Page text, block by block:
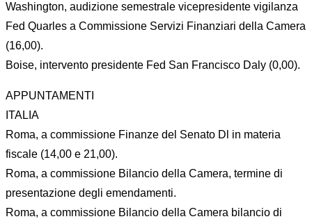
Washington, audizione semestrale vicepresidente vigilanza
Fed Quarles a Commissione Servizi Finanziari della Camera
(16,00).
Boise, intervento presidente Fed San Francisco Daly (0,00).
APPUNTAMENTI
ITALIA
Roma, a commissione Finanze del Senato Dl in materia
fiscale (14,00 e 21,00).
Roma, a commissione Bilancio della Camera, termine di
presentazione degli emendamenti.
Roma, a commissione Bilancio della Camera bilancio di